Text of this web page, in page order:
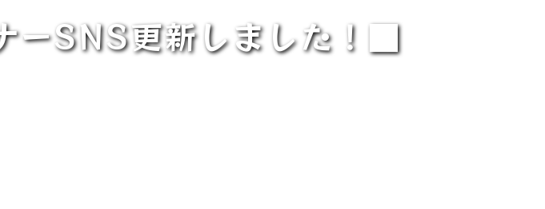
ーSNS更新しました！■